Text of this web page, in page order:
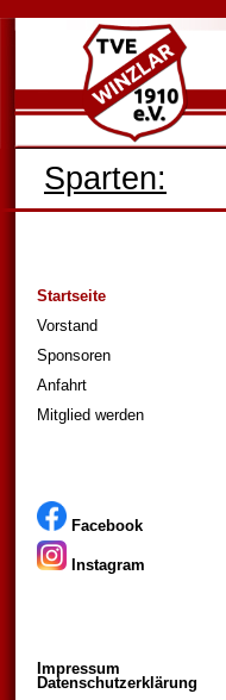
Sparten:
Startseite
Vorstand
Sponsoren
Anfahrt
Mitglied werden
Facebook
Instagram
Impressum
Datenschutzerklärung